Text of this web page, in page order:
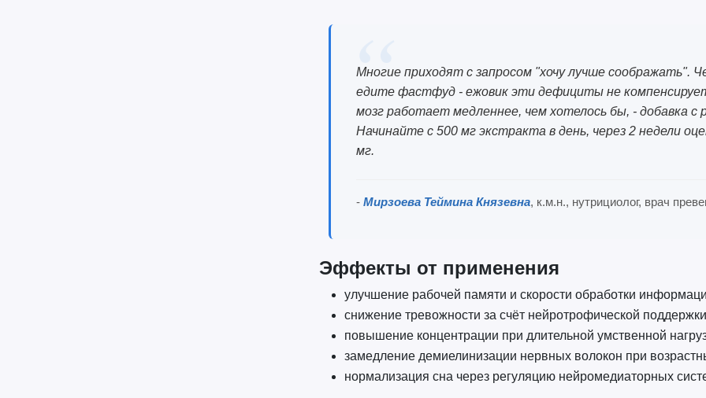
Многие приходят с запросом "хочу лучше соображать".
едите фастфуд - ежовик эти дефициты не
мозг работает медленнее, чем хотелось бы, - добавка с
Начинайте с 500 мг экстракта в день, через 2 недели
мг.
-Мирзоева Теймина Князевна, к.м.н., нутрициолог, врач
Эффекты от применения
улучшение рабочей памяти и скорости обработки
снижение тревожности за счёт нейротрофической
повышение концентрации при длительной умственной
замедление демиелинизации нервных волокон при
нормализация сна через регуляцию нейромедиаторных